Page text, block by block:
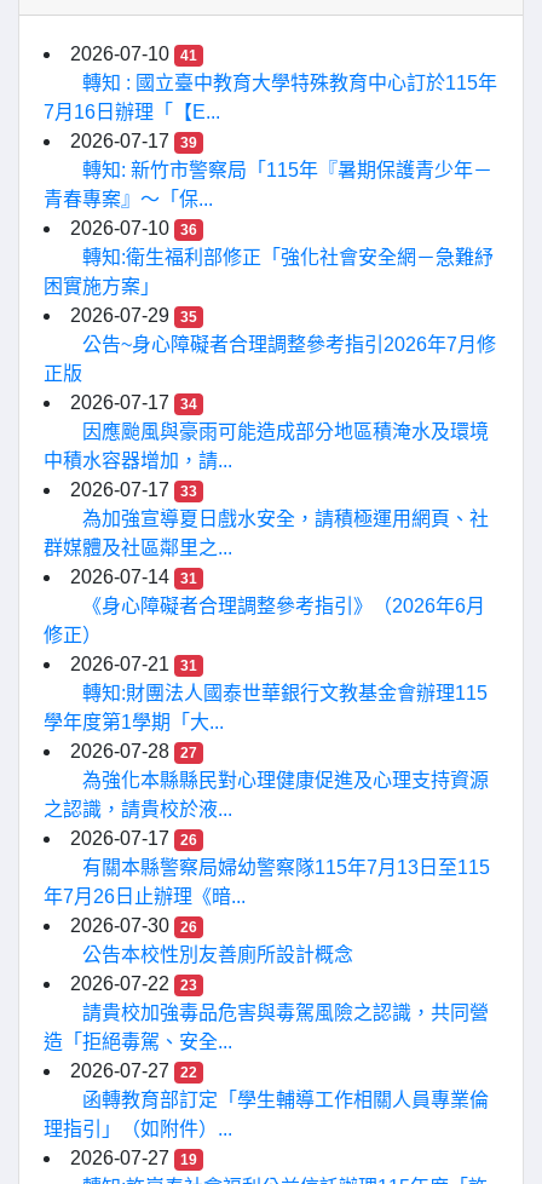
2026-07-10 41
轉知 : 國立臺中教育大學特殊教育中心訂於115年
7月16日辦理「【E...
2026-07-17
39
轉知: 新竹市警察局「115年『暑期保護青少年－
青春專案』〜「保...
2026-07-10
36
轉知:衛生福利部修正「強化社會安全網－急難紓
困實施方案」
2026-07-29
35
公告~身心障礙者合理調整參考指引2026年7月修
正版
2026-07-17
34
因應颱風與豪雨可能造成部分地區積淹水及環境
中積水容器增加，請...
2026-07-17
33
為加強宣導夏日戲水安全，請積極運用網頁、社
群媒體及社區鄰里之...
2026-07-14
31
《身心障礙者合理調整參考指引》（2026年6月
修正）
2026-07-21
31
轉知:財團法人國泰世華銀行文教基金會辦理115
學年度第1學期「大...
2026-07-28
27
為強化本縣縣民對心理健康促進及心理支持資源
之認識，請貴校於液...
2026-07-17
26
有關本縣警察局婦幼警察隊115年7月13日至115
年7月26日止辦理《暗...
2026-07-30
26
公告本校性別友善廁所設計概念
2026-07-22
23
請貴校加強毒品危害與毒駕風險之認識，共同營
造「拒絕毒駕、安全...
2026-07-27
22
函轉教育部訂定「學生輔導工作相關人員專業倫
理指引」（如附件）...
2026-07-27
19